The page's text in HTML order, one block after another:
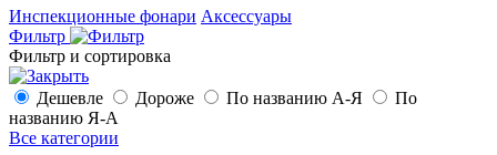
Инспекционные фонари Аксессуары
Фильтр
Фильтр и сортировка
Дешевле Дороже По названию А-Я
По
названию Я-А
Все категории